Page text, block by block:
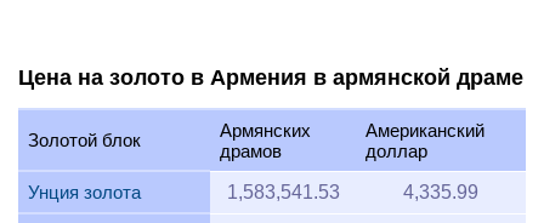
Цена на золото в Армения в армянской драме
Золотой блок
Армянских
драмов
Американский
доллар
Унция золота
1,583,541.53 4,335.99